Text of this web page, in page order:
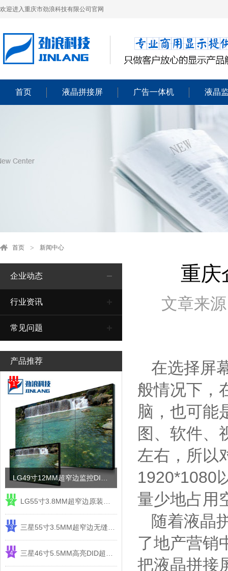
欢迎进入重庆市劲浪科技有限公司官网
首页 液晶拼接屏 广告一体机 液晶
首页 新闻中心
企业动态
行业资讯
常见问题
产品推荐
1
2
3
4
重庆
文章来
在选择屏
般情况下，
脑，也可能
图、软件、
左右，所以
1920*1080
量少地占用
随着液晶
了地产营销
把液晶拼接